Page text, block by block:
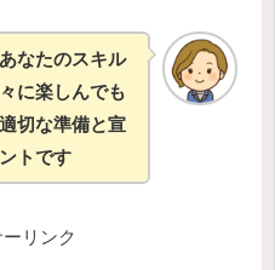
なたのスキル
に楽しんでも
切な準備と宣
トです
リンク